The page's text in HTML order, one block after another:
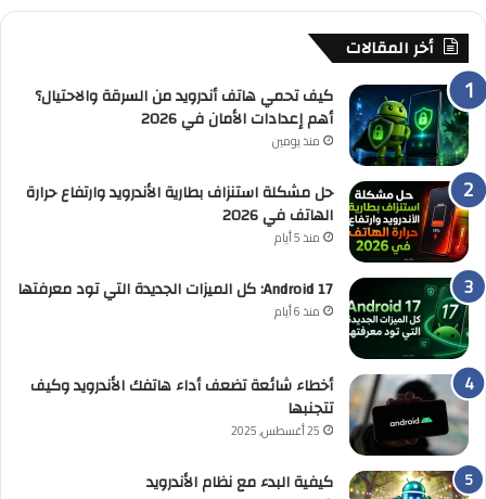
أخر المقالات
كيف تحمي هاتف أندرويد من السرقة والاحتيال؟
أهم إعدادات الأمان في 2026
منذ يومين
حل مشكلة استنزاف بطارية الأندرويد وارتفاع حرارة
الهاتف في 2026
منذ 5 أيام
Android 17: كل الميزات الجديدة التي تود معرفتها
منذ 6 أيام
أخطاء شائعة تضعف أداء هاتفك الأندرويد وكيف
تتجنبها
25 أغسطس, 2025
كيفية البدء مع نظام الأندرويد